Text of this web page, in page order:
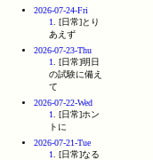
2026-07-24-Fri
1
. [日常]とり
あえず
2026-07-23-Thu
1
. [日常]明日
の試験に備え
て
2026-07-22-Wed
1
. [日常]ホン
トに
2026-07-21-Tue
1
. [日常]なる